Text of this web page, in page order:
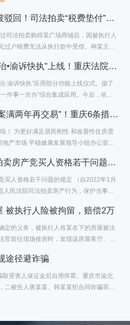
引争议？最高法院一锤定音：司法拍卖公告中的税费垫付条款具有强制约束力！
司法拍卖购得某广场商铺后，因被执行人
过户税费无法从执行款中受偿。神某主张
法拍卖公告中"垫付
款是否有效？ 买受人能否突破合同约定
条款是否违反公平原则？
庆法院率先建成全国首个数字执行“一件事一次办”综合集成应用
·渝诉快执”应用部分功能上线仪式。据了
件事一次办”综合集成应用。今后，依托
理被执行人信息查证，涉执财产集约网络取消“现房须网签备案满两年再交易”！重庆6条措施支持刚性和改善性购房需求
《通知》主要包括 优化现房再交易管理政策等6条措施 具体如下
关于人民法院司法拍卖房产竞买人资格若干问题的规定
若干问题的规定 （自2022年1月
法律规定，结合司法实践，制定本规定。
被执行人险被拘留，赔偿2万
定的义务，被执行人肖某名下的房屋被法
官前往现场接房时，发现该房屋客厅、厨
法工作人员执行职务”，根据民事诉讼法相
某拘留15日，坚决维护司法权威和买受人
途径避诈骗
取受害人保证金后自用挥霍。重庆市渝北
二被告人唐某某、韩某某犯合同诈骗罪，